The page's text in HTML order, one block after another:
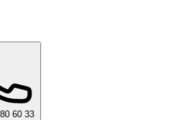
60 33